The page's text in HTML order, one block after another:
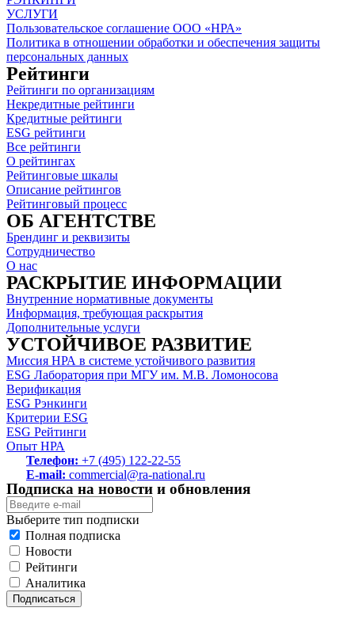
УСЛУГИ
Пользовательское соглашение ООО «НРА»
Политика в отношении обработки и обеспечения защиты
персональных данных
Рейтинги
Рейтинги по организациям
Некредитные рейтинги
Кредитные рейтинги
ESG рейтинги
Все рейтинги
О рейтингах
Рейтинговые шкалы
Описание рейтингов
Рейтинговый процесс
ОБ АГЕНТСТВЕ
Брендинг и реквизиты
Сотрудничество
О нас
РАСКРЫТИЕ ИНФОРМАЦИИ
Внутренние нормативные документы
Информация, требующая раскрытия
Дополнительные услуги
УСТОЙЧИВОЕ РАЗВИТИЕ
Миссия НРА в системе устойчивого развития
ESG Лаборатория при МГУ им. М.В. Ломоносова
Верификация
ESG Рэнкинги
Критерии ESG
ESG Рейтинги
Опыт НРА
Телефон: +7 (495) 122-22-55
E-mail: commercial@ra-national.ru
Подписка на новости и обновления
Выберите тип подписки
Полная подписка
Новости
Рейтинги
Аналитика
Подписаться